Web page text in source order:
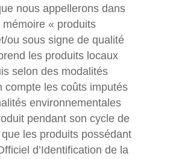
nous appellerons dans
mémoire « produits
ou sous signe de qualité
les produits locaux
selon des modalités
compte les coûts imputés
environnementales
pendant son cycle de
les produits possédant
d’Identification de la